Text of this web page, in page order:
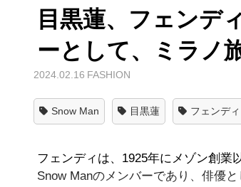
目黒蓮、フェンデ
ーとして、ミラノ
2024.02.16 FASHION
Snow Man 目黒蓮 フェンディ
フェンディは、1925年にメゾン創業
Snow Manのメンバーであり、俳優